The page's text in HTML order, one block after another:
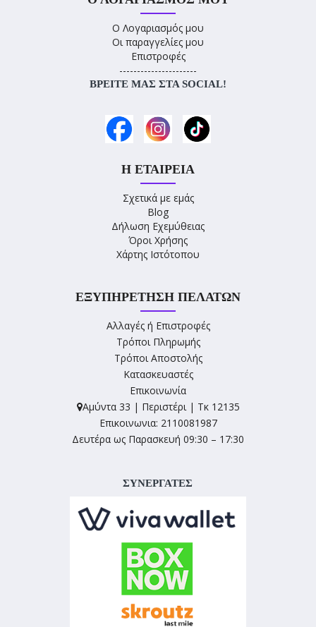
Ο Λογαριασμός μου
Οι παραγγελίες μου
Επιστροφές
----------------------
ΒΡΕΊΤΕ ΜΑΣ ΣΤΑ SOCIAL!
Η ΕΤΑΙΡΕΊΑ
Σχετικά με εμάς
Blog
Δήλωση Εχεμύθειας
Όροι Χρήσης
Χάρτης Ιστότοπου
ΕΞΥΠΗΡΈΤΗΣΗ ΠΕΛΑΤΏΝ
Αλλαγές ή Επιστροφές
Τρόποι Πληρωμής
Τρόποι Αποστολής
Κατασκευαστές
Επικοινωνία
Αμύντα 33 | Περιστέρι | Τκ 12135
Επικοινωνια: 2110081987
Δευτέρα ως Παρασκευή 09:30 – 17:30
ΣΥΝΕΡΓΑΤΕΣ